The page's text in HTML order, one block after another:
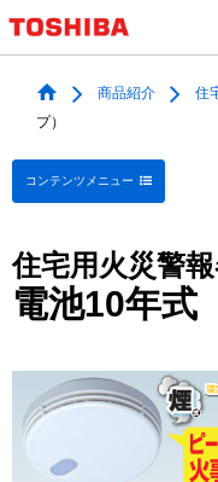
商品紹介 住
プ）
コンテンツメニュー
住宅用火災警
電池10年式